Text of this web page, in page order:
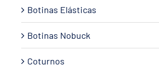
Botinas Elásticas
Botinas Nobuck
Coturnos